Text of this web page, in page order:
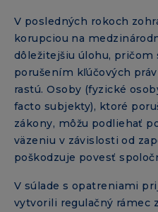
V posledných rokoch
korupciou na
dôležitejšiu úlohu, pričom
porušením kľúčových
rastú. Osoby (fyzické
facto subjekty), ktoré
zákony, môžu podliehať
väzeniu v závislosti od
poškodzuje povesť
V súlade s opatreniami
vytvorili regulačný rámec